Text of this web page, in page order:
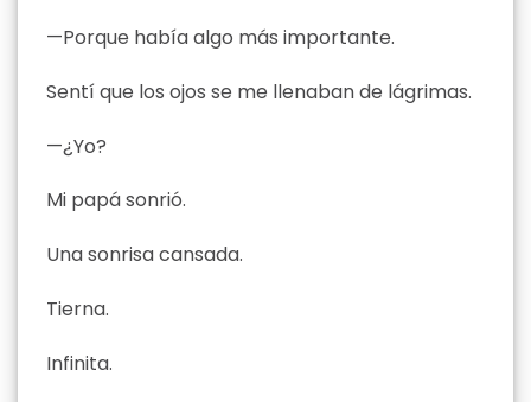
—Porque había algo más importante.
Sentí que los ojos se me llenaban de lágrimas.
—¿Yo?
Mi papá sonrió.
Una sonrisa cansada.
Tierna.
Infinita.